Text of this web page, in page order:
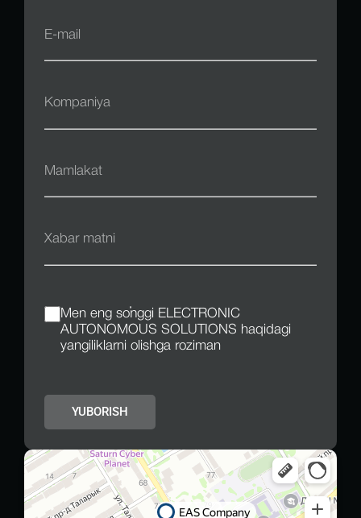
Men eng so'nggi ELECTRONIC
AUTONOMOUS SOLUTIONS haqidagi
yangiliklarni olishga roziman
YUBORISH